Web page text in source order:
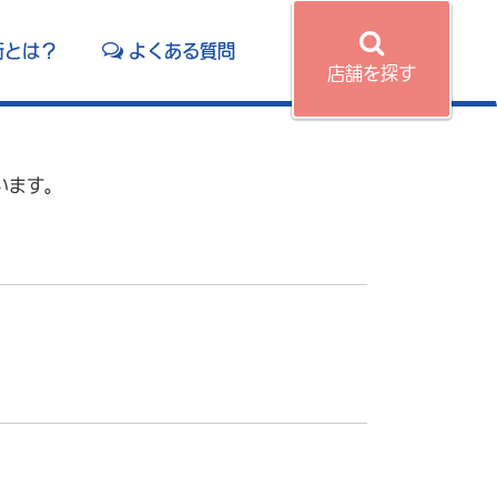
は？
よくある質問
店舗を探す
す。